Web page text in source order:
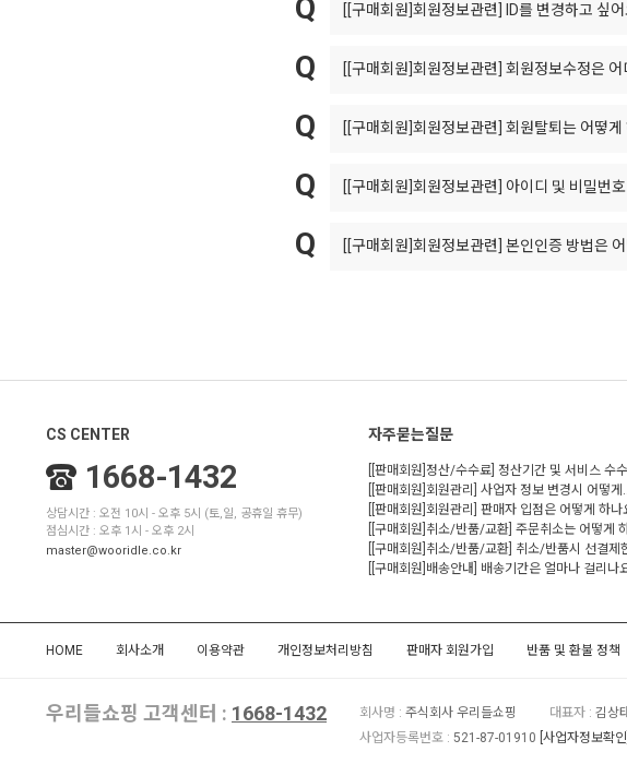
[[구매회원]회원정보관련] ID를 변경하고 싶
[[구매회원]회원정보관련] 회원정보수정은 어
[[구매회원]회원정보관련] 회원탈퇴는 어떻게
[[구매회원]회원정보관련] 아이디 및 비밀번호
[[구매회원]회원정보관련] 본인인증 방법은
CS CENTER
1668-1432
상담시간 : 오전 10시 - 오후 5시 (토,일, 공휴일 휴무)
점심시간 : 오후 1시 - 오후 2시
master@wooridle.co.kr
자주묻는질문
[[판매회원]정산/수수료] 정산기간 및 서비스 수
[[판매회원]회원관리] 사업자 정보 변경시 어떻게
[[판매회원]회원관리] 판매자 입점은 어떻게 하나
[[구매회원]취소/반품/교환] 주문취소는 어떻게
[[구매회원]취소/반품/교환] 취소/반품시 선결제
[[구매회원]배송안내] 배송기간은 얼마나 걸리나
HOME 회사소개 이용약관 개인정보처리방침 판매자 회원가입 반품 및 환불 정책
우리들쇼핑 고객센터 : 1668-1432 회사명 : 주식회사 우리들쇼핑 대표자 : 김상
사업자등록번호 : 521-87-01910 [사업자정보확인]